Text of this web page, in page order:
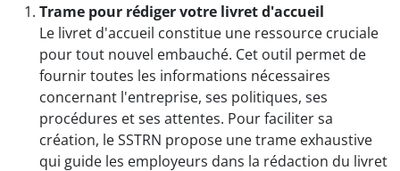
Trame pour rédiger votre livret d'accueil
Le livret d'accueil constitue une ressource cruciale
pour tout nouvel embauché. Cet outil permet de
fournir toutes les informations nécessaires
concernant l'entreprise, ses politiques, ses
procédures et ses attentes. Pour faciliter sa
création, le SSTRN propose une trame exhaustive
qui guide les employeurs dans la rédaction du livret